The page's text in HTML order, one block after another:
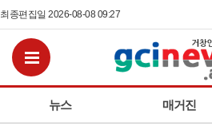
최종편집일 2026-08-08 09:27
뉴스 매거진